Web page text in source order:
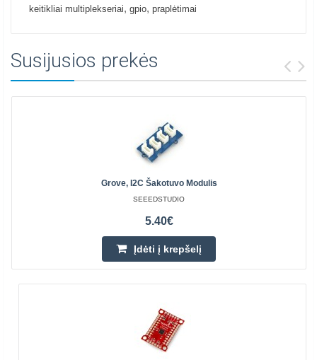
keitikliai multiplekseriai, gpio, praplėtimai
Susijusios prekės
Grove, I2C Šakotuvo Modulis
SEEEDSTUDIO
5.40€
Įdėti į krepšelį